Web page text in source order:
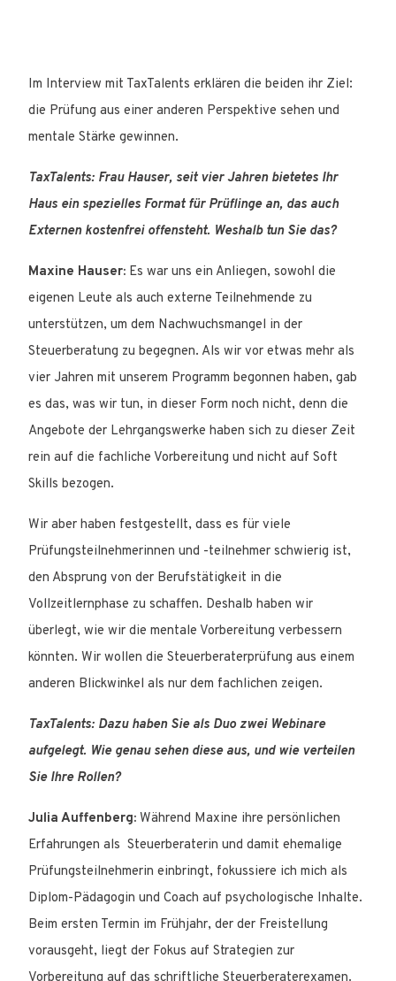
Im Interview mit TaxTalents erklären die beiden ihr Ziel:
die Prüfung aus einer anderen Perspektive sehen und
mentale Stärke gewinnen.
TaxTalents: Frau Hauser, seit vier Jahren bietetes Ihr
Haus ein spezielles Format für Prüflinge an, das auch
Externen kostenfrei offensteht. Weshalb tun Sie das?
Maxine Hauser: Es war uns ein Anliegen, sowohl die
eigenen Leute als auch externe Teilnehmende zu
unterstützen, um dem Nachwuchsmangel in der
Steuerberatung zu begegnen. Als wir vor etwas mehr als
vier Jahren mit unserem Programm begonnen haben, gab
es das, was wir tun, in dieser Form noch nicht, denn die
Angebote der Lehrgangswerke haben sich zu dieser Zeit
rein auf die fachliche Vorbereitung und nicht auf Soft
Skills bezogen.
Wir aber haben festgestellt, dass es für viele
Prüfungsteilnehmerinnen und -teilnehmer schwierig ist,
den Absprung von der Berufstätigkeit in die
Vollzeitlernphase zu schaffen. Deshalb haben wir
überlegt, wie wir die mentale Vorbereitung verbessern
könnten. Wir wollen die Steuerberaterprüfung aus einem
anderen Blickwinkel als nur dem fachlichen zeigen.
TaxTalents: Dazu haben Sie als Duo zwei Webinare
aufgelegt. Wie genau sehen diese aus, und wie verteilen
Sie Ihre Rollen?
Julia Auffenberg: Während Maxine ihre persönlichen
Erfahrungen als Steuerberaterin und damit ehemalige
Prüfungsteilnehmerin einbringt, fokussiere ich mich als
Diplom-Pädagogin und Coach auf psychologische Inhalte.
Beim ersten Termin im Frühjahr, der der Freistellung
vorausgeht, liegt der Fokus auf Strategien zur